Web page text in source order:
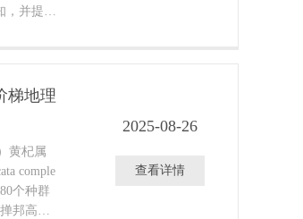
，并提出
梯地理
黄杞属
comple
个种群
邦高
2025-08-26
查看详情